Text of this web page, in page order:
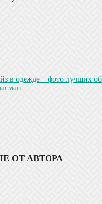
в одежде – фото лучших
ОТ АВТОРА